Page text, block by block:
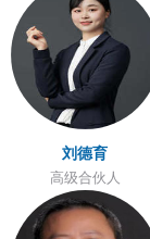
刘德育
高级合伙人